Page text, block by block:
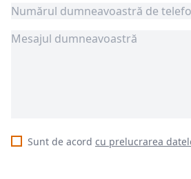
Sunt de acord cu prelucrarea